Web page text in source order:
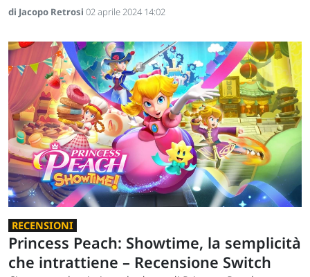
di Jacopo Retrosi 02 aprile 2024 14:02
RECENSIONI
Princess Peach: Showtime, la semplicità
che intrattiene – Recensione Switch